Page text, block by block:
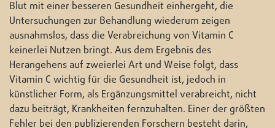
Blut mit einer besseren Gesundheit einhergeht, die
Untersuchungen zur Behandlung wiederum zeigen
ausnahmslos, dass die Verabreichung von Vitamin C
keinerlei Nutzen bringt. Aus dem Ergebnis des
Herangehens auf zweierlei Art und Weise folgt, dass
Vitamin C wichtig für die Gesundheit ist, jedoch in
künstlicher Form, als Ergänzungsmittel verabreicht, nicht
dazu beiträgt, Krankheiten fernzuhalten. Einer der größten
Fehler bei den publizierenden Forschern besteht darin,